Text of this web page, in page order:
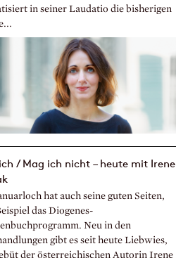
in seiner Laudatio die bisherigen
/ Mag ich nicht – heute mit Irene
hat auch seine guten Seiten,
das Diogenes-
Neu in den
gibt es seit heute Liebwies,
der österreichischen Autorin Irene